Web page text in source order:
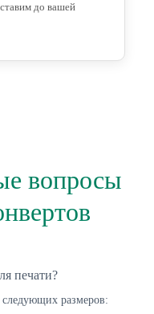
до вашей
вопросы
печати?
размеров: